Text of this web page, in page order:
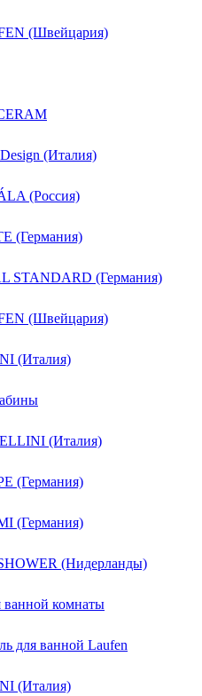
(Швейцария)
(Италия)
(Россия)
(Германия)
STANDARD (Германия)
(Швейцария)
(Италия)
(Италия)
(Германия)
(Германия)
(Нидерланды)
ванной комнаты
для ванной Laufen
(Италия)